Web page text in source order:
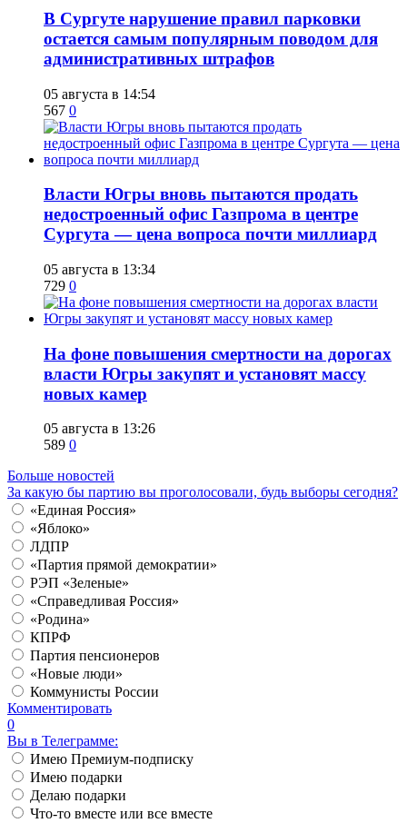
В Сургуте нарушение правил парковки
остается самым популярным поводом для
административных штрафов
05 августа в 14:54
567 0
Власти Югры вновь пытаются продать
недостроенный офис Газпрома в центре
Сургута — цена вопроса почти миллиард
05 августа в 13:34
729 0
На фоне повышения смертности на дорогах
власти Югры закупят и установят массу
новых камер
05 августа в 13:26
589 0
Больше новостей
За какую бы партию вы проголосовали, будь выборы сегодня?
«Единая Россия»
«Яблоко»
ЛДПР
«Партия прямой демократии»
РЭП «Зеленые»
«Справедливая Россия»
«Родина»
КПРФ
Партия пенсионеров
«Новые люди»
Коммунисты России
Комментировать
0
Вы в Телеграмме:
Имею Премиум-подписку
Имею подарки
Делаю подарки
Что-то вместе или все вместе